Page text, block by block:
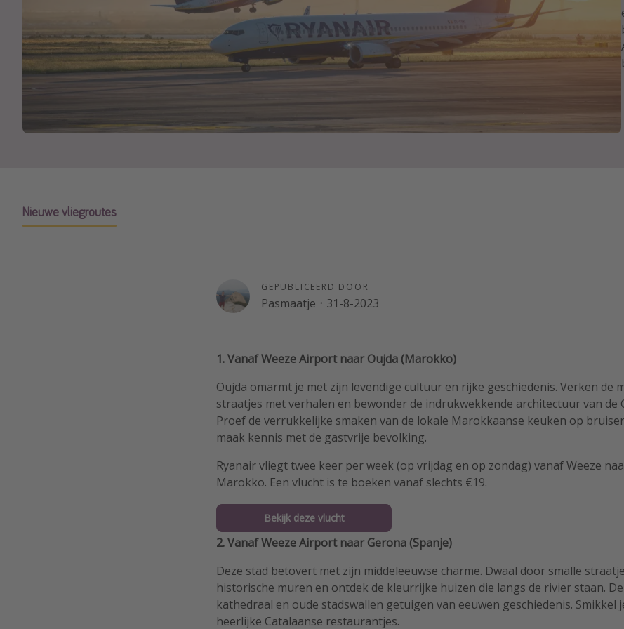
Nieuwe vliegroutes
GEPUBLICEERD DOOR
Pasmaatje · 31-8-2023
1. Vanaf Weeze Airport naar Oujda (Marokko)
Oujda omarmt je met zijn levendige cultuur en rijke geschiedenis. Verken de
straatjes met verhalen en bewonder de indrukwekkende architectuur van de
Proef de verrukkelijke smaken van de lokale Marokkaanse keuken op
maak kennis met de gastvrije bevolking.
Ryanair vliegt twee keer per week (op vrijdag en op zondag) vanaf Weeze
Marokko. Een vlucht is te boeken vanaf slechts €19.
Bekijk deze vlucht
2. Vanaf Weeze Airport naar Gerona (Spanje)
Deze stad betovert met zijn middeleeuwse charme. Dwaal door smalle
historische muren en ontdek de kleurrijke huizen die langs de rivier staan.
kathedraal en oude stadswallen getuigen van eeuwen geschiedenis. Smikkel
heerlijke Catalaanse restaurantjes.